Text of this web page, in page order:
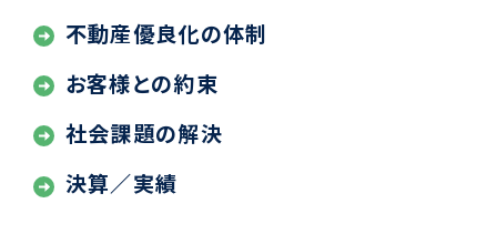
不動産優良化の体制
お客様との約束
社会課題の解決
決算／実績